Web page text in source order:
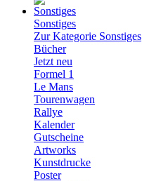
Sonstiges
Zur Kategorie Sonstiges
Bücher
Jetzt neu
Formel 1
Le Mans
Tourenwagen
Rallye
Kalender
Gutscheine
Artworks
Kunstdrucke
Poster